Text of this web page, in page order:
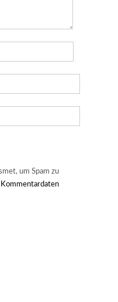
um Spam zu